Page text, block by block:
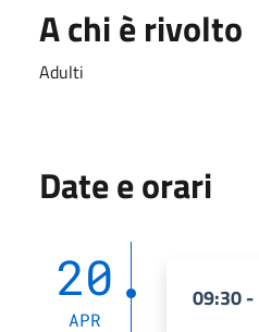
A chi è rivolto
Adulti
Date e orari
20
APR
09:30